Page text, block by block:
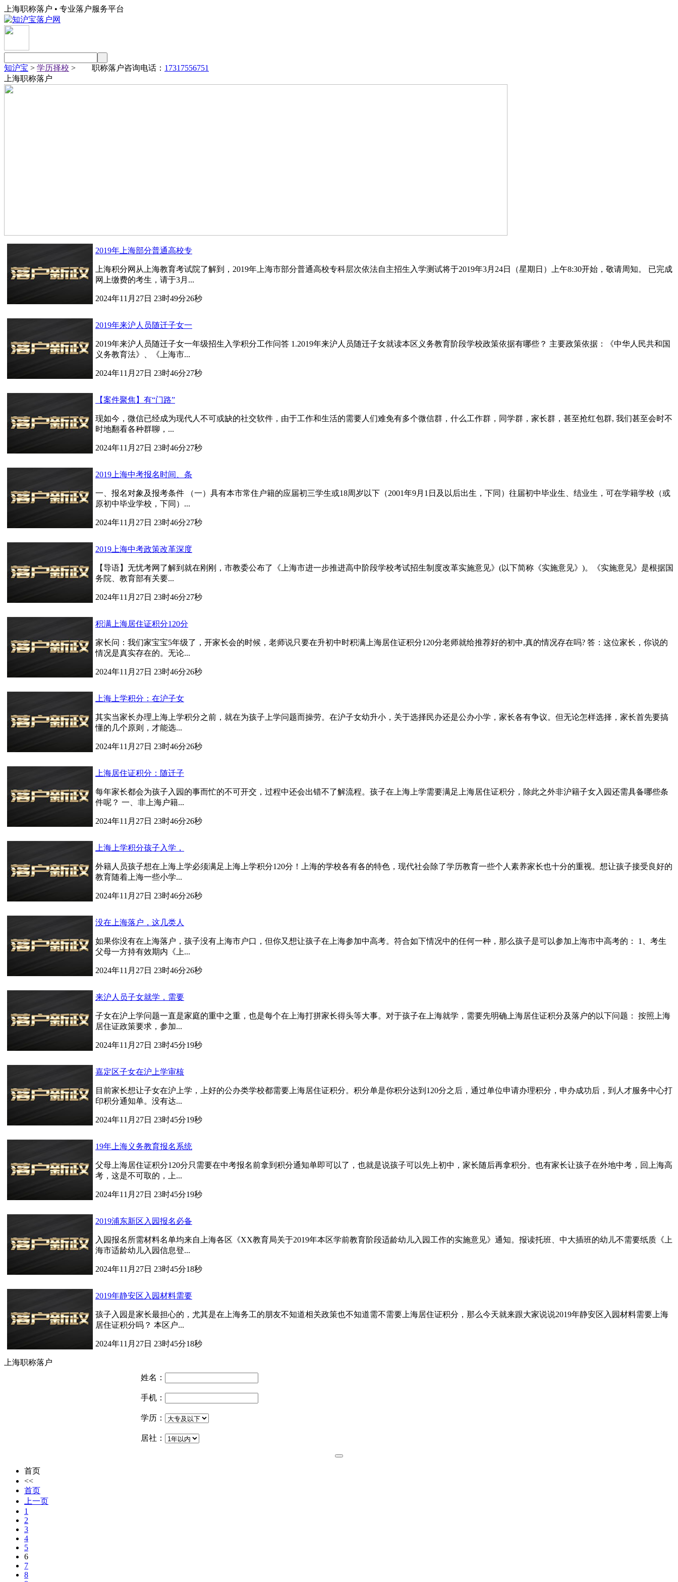
上海职称落户 • 专业落户服务平台
知沪宝 > 学历择校 > 职称落户咨询电话： 17317556751
上海职称落户
2019年上海部分普通高校专
上海积分网从上海教育考试院了解到，2019年上海市部分普通高校专科层次依法自主招生入学测试将于2019年3月24日（星期日）上午8:30开始，敬请周知。 已完成
网上缴费的考生，请于3月...
2024年11月27日 23时49分26秒
2019年来沪人员随迁子女一
2019年来沪人员随迁子女一年级招生入学积分工作问答 1.2019年来沪人员随迁子女就读本区义务教育阶段学校政策依据有哪些？ 主要政策依据：《中华人民共和国
义务教育法》、《上海市...
2024年11月27日 23时46分27秒
【案件聚焦】有“门路”
现如今，微信已经成为现代人不可或缺的社交软件，由于工作和生活的需要人们难免有多个微信群，什么工作群，同学群，家长群，甚至抢红包群, 我们甚至会时不
时地翻看各种群聊，...
2024年11月27日 23时46分27秒
2019上海中考报名时间、条
一、报名对象及报考条件 （一）具有本市常住户籍的应届初三学生或18周岁以下（2001年9月1日及以后出生，下同）往届初中毕业生、结业生，可在学籍学校（或
原初中毕业学校，下同）...
2024年11月27日 23时46分27秒
2019上海中考政策改革深度
【导语】无忧考网了解到就在刚刚，市教委公布了《上海市进一步推进高中阶段学校考试招生制度改革实施意见》(以下简称《实施意见》)。《实施意见》是根据国
务院、教育部有关要...
2024年11月27日 23时46分27秒
积满上海居住证积分120分
家长问：我们家宝宝5年级了，开家长会的时候，老师说只要在升初中时积满上海居住证积分120分老师就给推荐好的初中,真的情况存在吗? 答：这位家长，你说的
情况是真实存在的。无论...
2024年11月27日 23时46分26秒
上海上学积分：在沪子女
其实当家长办理上海上学积分之前，就在为孩子上学问题而操劳。在沪子女幼升小，关于选择民办还是公办小学，家长各有争议。但无论怎样选择，家长首先要搞
懂的几个原则，才能选...
2024年11月27日 23时46分26秒
上海居住证积分：随迁子
每年家长都会为孩子入园的事而忙的不可开交，过程中还会出错不了解流程。孩子在上海上学需要满足上海居住证积分，除此之外非沪籍子女入园还需具备哪些条
件呢？ 一、非上海户籍...
2024年11月27日 23时46分26秒
上海上学积分孩子入学，
外籍人员孩子想在上海上学必须满足上海上学积分120分！上海的学校各有各的特色，现代社会除了学历教育一些个人素养家长也十分的重视。想让孩子接受良好的
教育随着上海一些小学...
2024年11月27日 23时46分26秒
没在上海落户，这几类人
如果你没有在上海落户，孩子没有上海市户口，但你又想让孩子在上海参加中高考。符合如下情况中的任何一种，那么孩子是可以参加上海市中高考的： 1、考生
父母一方持有效期内《上...
2024年11月27日 23时46分26秒
来沪人员子女就学，需要
子女在沪上学问题一直是家庭的重中之重，也是每个在上海打拼家长得头等大事。对于孩子在上海就学，需要先明确上海居住证积分及落户的以下问题： 按照上海
居住证政策要求，参加...
2024年11月27日 23时45分19秒
嘉定区子女在沪上学审核
目前家长想让子女在沪上学，上好的公办类学校都需要上海居住证积分。积分单是你积分达到120分之后，通过单位申请办理积分，申办成功后，到人才服务中心打
印积分通知单。没有达...
2024年11月27日 23时45分19秒
19年上海义务教育报名系统
父母上海居住证积分120分只需要在中考报名前拿到积分通知单即可以了，也就是说孩子可以先上初中，家长随后再拿积分。也有家长让孩子在外地中考，回上海高
考，这是不可取的，上...
2024年11月27日 23时45分19秒
2019浦东新区入园报名必备
入园报名所需材料名单均来自上海各区《XX教育局关于2019年本区学前教育阶段适龄幼儿入园工作的实施意见》通知。报读托班、中大插班的幼儿不需要纸质《上
海市适龄幼儿入园信息登...
2024年11月27日 23时45分18秒
2019年静安区入园材料需要
孩子入园是家长最担心的，尤其是在上海务工的朋友不知道相关政策也不知道需不需要上海居住证积分，那么今天就来跟大家说说2019年静安区入园材料需要上海
居住证积分吗？ 本区户...
2024年11月27日 23时45分18秒
上海职称落户
姓名：
手机：
学历：
居社：
首页
<<
首页
上一页
1
2
3
4
5
6
7
8